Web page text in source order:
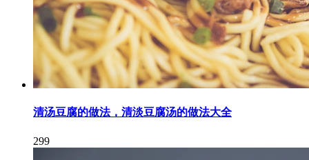
清汤豆腐的做法，清淡豆腐汤的做法大全
299